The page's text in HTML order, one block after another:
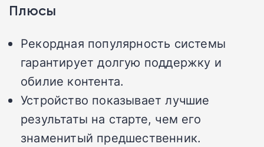
Плюсы
Рекордная популярность системы
гарантирует долгую поддержку и
обилие контента.
Устройство показывает лучшие
результаты на старте, чем его
знаменитый предшественник.